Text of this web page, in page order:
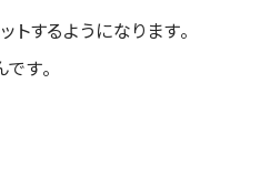
するようになります。
す。